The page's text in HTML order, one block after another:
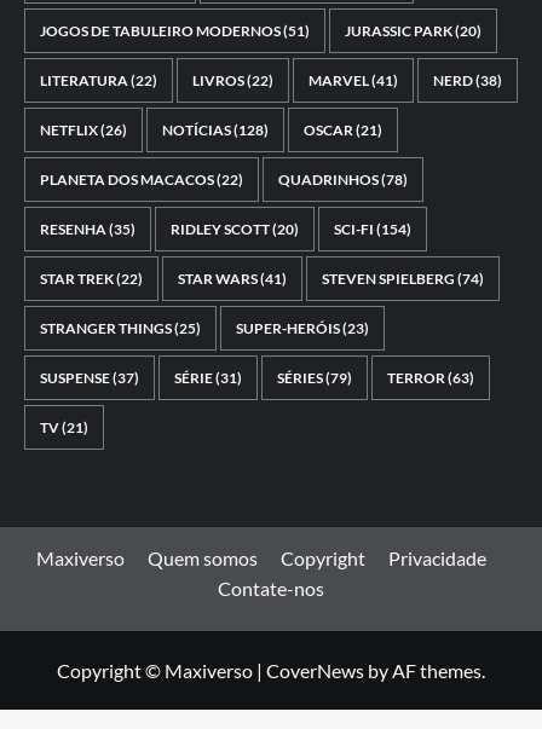
JOGOS DE TABULEIRO MODERNOS(51) JURASSIC PARK(20)
LITERATURA(22) LIVROS(22) MARVEL(41) NERD(38)
NETFLIX(26) NOTÍCIAS(128) OSCAR(21)
PLANETA DOS MACACOS(22) QUADRINHOS(78)
RESENHA(35) RIDLEY SCOTT(20) SCI-FI (154)
STAR TREK(22) STAR WARS(41) STEVEN SPIELBERG (74)
STRANGER THINGS(25) SUPER-HERÓIS(23)
SUSPENSE(37) SÉRIE(31) SÉRIES(79) TERROR(63)
TV(21)
Maxiverso Quem somos Copyright
Privacidade
Contate-nos
Copyright © Maxiverso | CoverNews by AF themes.